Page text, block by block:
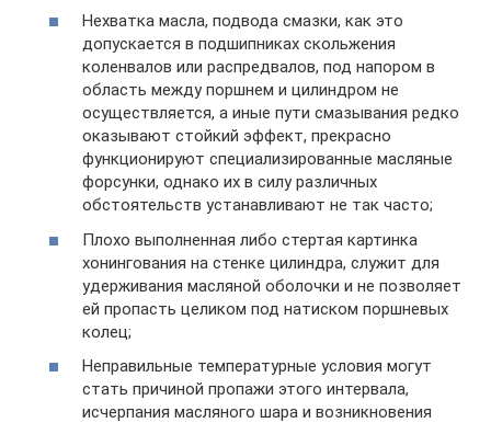
Нехватка масла, подвода смазки, как это
допускается в подшипниках скольжения
коленвалов или распредвалов, под напором в
область между поршнем и цилиндром не
осуществляется, а иные пути смазывания редко
оказывают стойкий эффект, прекрасно
функционируют специализированные масляные
форсунки, однако их в силу различных
обстоятельств устанавливают не так часто;
Плохо выполненная либо стертая картинка
хонингования на стенке цилиндра, служит для
удерживания масляной оболочки и не позволяет
ей пропасть целиком под натиском поршневых
колец;
Неправильные температурные условия могут
стать причиной пропажи этого интервала,
исчерпания масляного шара и возникновения